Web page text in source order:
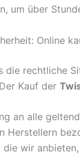
um über
Online
die rechtliche
Kauf der
an alle
Herstellern
die wir